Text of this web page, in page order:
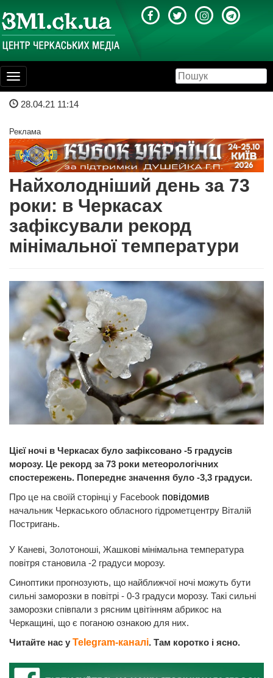
Toggle
navigation
28.04.21 11:14
Реклама
Найхолодніший день за 73
роки: в Черкасах
зафіксували рекорд
мінімальної температури
Цієї ночі в Черкасах було зафіксовано -5 градусів
морозу. Це рекорд за 73 роки метеорологічних
спостережень. Попереднє значення було -3,3 градуси.
Про це на своїй сторінці у Facebook повідомив
начальник Черкаського обласного гідрометцентру Віталій
Постригань.
У Каневі, Золотоноші, Жашкові мінімальна температура
повітря становила -2 градуси морозу.
Синоптики прогнозують, що найближчої ночі можуть бути
сильні заморозки в повітрі - 0-3 градуси морозу. Такі сильні
заморозки співпали з рясним цвітінням абрикос на
Черкащині, що є поганою ознакою для них.
Читайте нас у Telegram-каналі. Там коротко і ясно.